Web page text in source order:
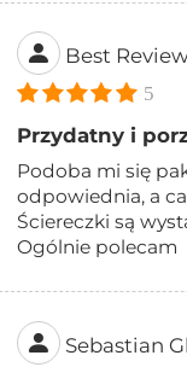
Best
5
Przydatny i
Podoba mi się
odpowiednia, a
Ściereczki są
Ogólnie polecam
Sebastian